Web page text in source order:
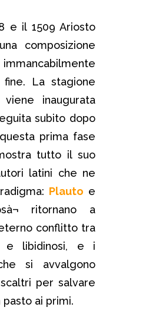
e il 1509 Ariosto
composizione
La stagione
inaugurata
subito dopo
prima fase
tutto il suo
latini che ne
Plauto e
ritornano a
conflitto tra
e libidinosi, e i
si avvalgono
per salvare
ai primi.